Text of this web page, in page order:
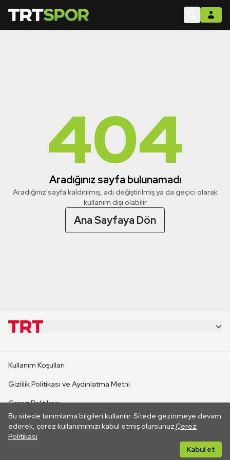
404
Aradığınız sayfa bulunamadı
Aradığınız sayfa kaldırılmış, adı değiştirilmiş ya da geçici olarak
kullanım dışı olabilir
Ana Sayfaya Dön
Bu sitede tanımlama bilgileri kullanılır. Sitede gezinmeye devam
ederek, çerez kullanımımızı kabul etmiş olursunuz.Çerez
Politikası
Kabul et
CANLI YAYINLAR
Kullanım Koşulları
Gizlilik Politikası ve Aydınlatma Metni
Çerez Politikası
İletişim
Her hakkı saklıdır. ©2026 TRT. Bağlantı yoluyla gidilen dış